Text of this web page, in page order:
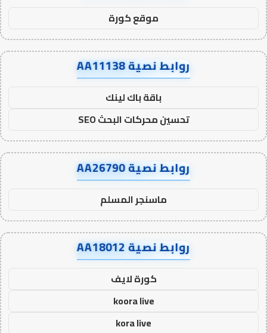
موقع كورة
روابط نصية AA11138
باقة باك لينك
تحسين محركات البحث SEO
روابط نصية AA26790
ماسنجر المسلم
روابط نصية AA18012
كورة لايف
koora live
kora live